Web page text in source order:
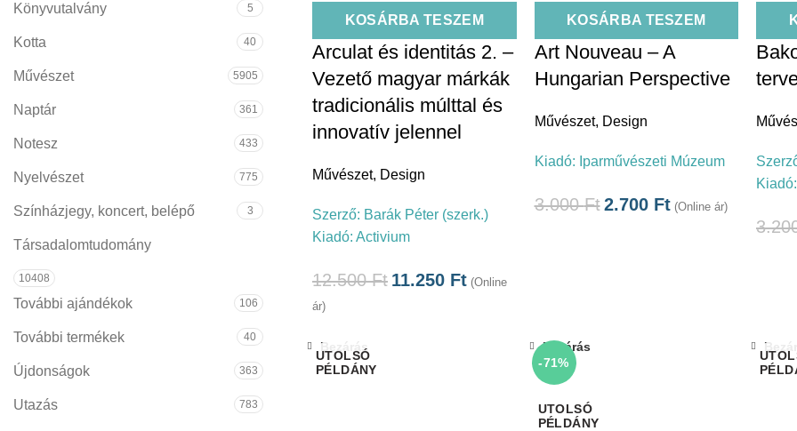
Könyvutalvány 5
Kotta 40
Művészet 5905
Naptár 361
Notesz 433
Nyelvészet 775
Színházjegy, koncert, belépő 3
Társadalomtudomány
10408
További ajándékok 106
További termékek 40
Újdonságok 363
Utazás 783
KOSÁRBA TESZEM
Arculat és identitás 2. –
Vezető magyar márkák
tradicionális múlttal és
innovatív jelennel
Művészet, Design
Szerző: Barák Péter (szerk.)
Kiadó: Activium
12.500Ft 11.250 Ft (Online
ár)
KOSÁRBA TESZEM
Art Nouveau – A
Hungarian Perspective
Művészet, Design
Kiadó: Iparművészeti Múzeum
3.000Ft 2.700 Ft (Online ár)
Kiadó:
Bezárás
-71%
Bezárás